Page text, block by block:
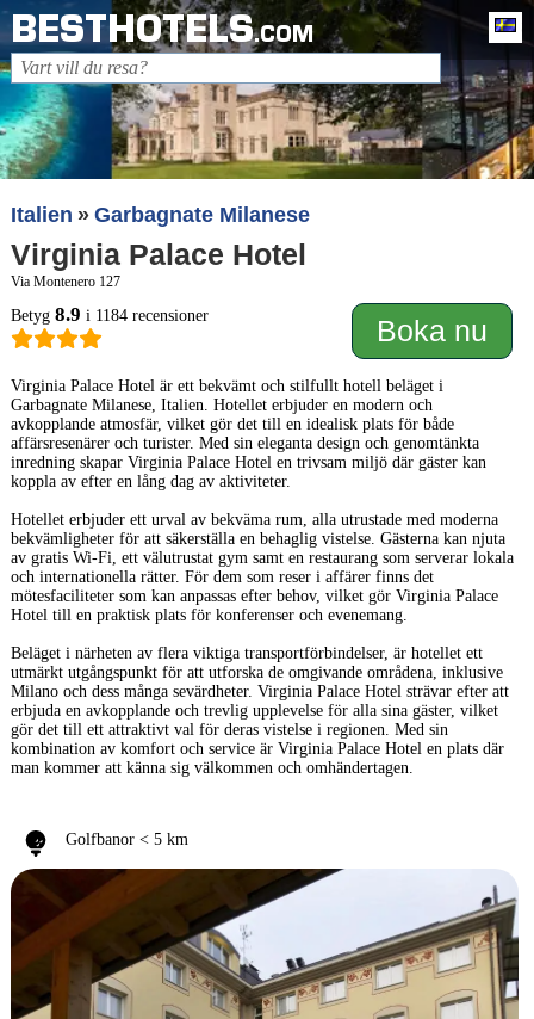
BESTHOTELS.COM
Italien Garbagnate Milanese
Virginia Palace Hotel
Via Montenero 127
Betyg 8.9 i 1184 recensioner Boka nu
Virginia Palace Hotel är ett bekvämt och stilfullt hotell beläget i
Garbagnate Milanese, Italien. Hotellet erbjuder en modern och
avkopplande atmosfär, vilket gör det till en idealisk plats för både
affärsresenärer och turister. Med sin eleganta design och genomtänkta
inredning skapar Virginia Palace Hotel en trivsam miljö där gäster kan
koppla av efter en lång dag av aktiviteter.
Hotellet erbjuder ett urval av bekväma rum, alla utrustade med moderna
bekvämligheter för att säkerställa en behaglig vistelse. Gästerna kan njuta
av gratis Wi-Fi, ett välutrustat gym samt en restaurang som serverar lokala
och internationella rätter. För dem som reser i affärer finns det
mötesfaciliteter som kan anpassas efter behov, vilket gör Virginia Palace
Hotel till en praktisk plats för konferenser och evenemang.
Beläget i närheten av flera viktiga transportförbindelser, är hotellet ett
utmärkt utgångspunkt för att utforska de omgivande områdena, inklusive
Milano och dess många sevärdheter. Virginia Palace Hotel strävar efter att
erbjuda en avkopplande och trevlig upplevelse för alla sina gäster, vilket
gör det till ett attraktivt val för deras vistelse i regionen. Med sin
kombination av komfort och service är Virginia Palace Hotel en plats där
man kommer att känna sig välkommen och omhändertagen.
Golfbanor < 5 km